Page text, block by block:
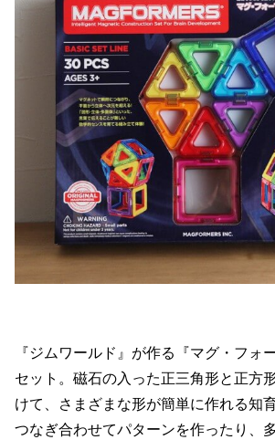
『ジムワールド』が作る『マグ・フォ
セット。磁石の入った正三角形と正方
けて、さまざまな形が簡単に作れる知
つなぎ合わせてパターンを作ったり、